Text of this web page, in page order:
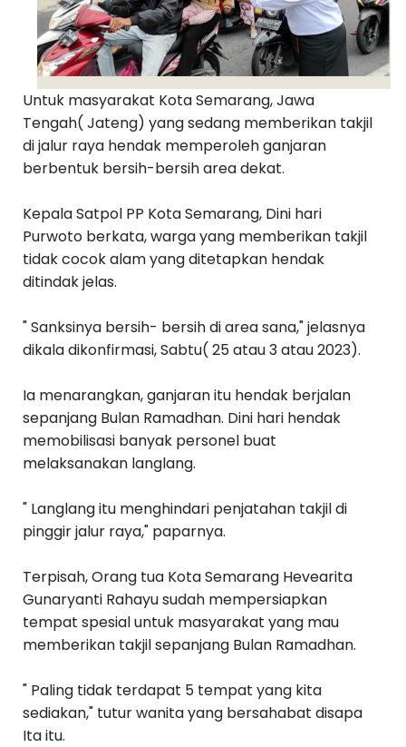
Untuk masyarakat Kota Semarang, Jawa
Tengah( Jateng) yang sedang memberikan takjil
di jalur raya hendak memperoleh ganjaran
berbentuk bersih-bersih area dekat.
Kepala Satpol PP Kota Semarang, Dini hari
Purwoto berkata, warga yang memberikan takjil
tidak cocok alam yang ditetapkan hendak
ditindak jelas.
" Sanksinya bersih- bersih di area sana," jelasnya
dikala dikonfirmasi, Sabtu( 25 atau 3 atau 2023).
Ia menarangkan, ganjaran itu hendak berjalan
sepanjang Bulan Ramadhan. Dini hari hendak
memobilisasi banyak personel buat
melaksanakan langlang.
" Langlang itu menghindari penjatahan takjil di
pinggir jalur raya," paparnya.
Terpisah, Orang tua Kota Semarang Hevearita
Gunaryanti Rahayu sudah mempersiapkan
tempat spesial untuk masyarakat yang mau
memberikan takjil sepanjang Bulan Ramadhan.
" Paling tidak terdapat 5 tempat yang kita
sediakan," tutur wanita yang bersahabat disapa
Ita itu.
S
e
b
el
u
m
n
a